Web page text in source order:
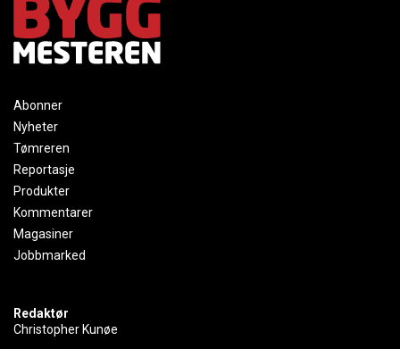
Abonner
Nyheter
Tømreren
Reportasje
Produkter
Kommentarer
Magasiner
Jobbmarked
Redaktør
Christopher Kunøe